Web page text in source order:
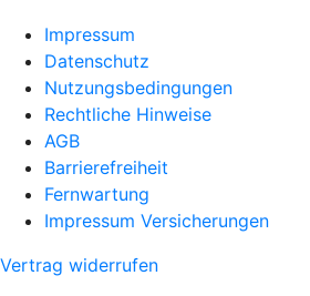
Impressum
Datenschutz
Nutzungsbedingungen
Rechtliche Hinweise
AGB
Barrierefreiheit
Fernwartung
Impressum Versicherungen
Vertrag widerrufen